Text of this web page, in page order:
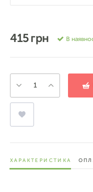
415 грн В
ХАРАКТЕРИСТИКА